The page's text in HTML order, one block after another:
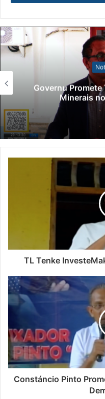
Governu Promete
Minerais
TL Tenke
Constáncio Pinto